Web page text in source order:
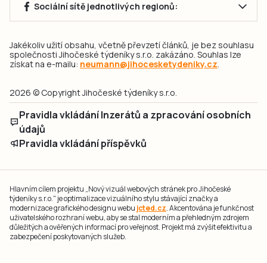
Sociální sítě jednotlivých regionů:
Jakékoliv užití obsahu, včetně převzetí článků, je bez souhlasu
společnosti Jihočeské týdeníky s.r.o. zakázáno. Souhlas lze
získat na e-mailu: neumann@jihocesketydeniky.cz
2026 © Copyright Jihočeské týdeníky s.r.o.
Pravidla vkládání Inzerátů a zpracování osobních
údajů
Pravidla vkládání příspěvků
Hlavním cílem projektu „Nový vizuál webových stránek pro Jihočeské
týdeníky s.r.o." je optimalizace vizuálního stylu stávající značky a
modernizace grafického designu webu jcted.cz. Akcentována je funkčnost
uživatelského rozhraní webu, aby se stal moderním a přehledným zdrojem
důležitých a ověřených informací pro veřejnost. Projekt má zvýšit efektivitu a
zabezpečení poskytovaných služeb.